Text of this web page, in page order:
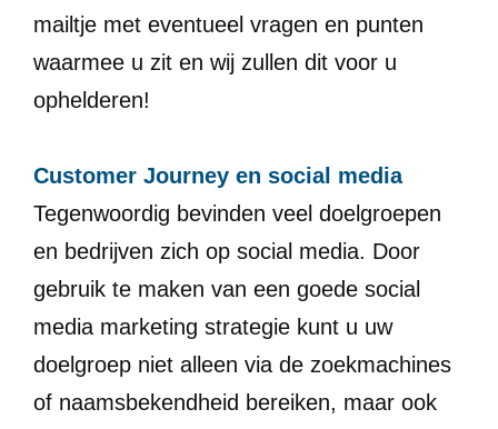
mailtje met eventueel vragen en punten
waarmee u zit en wij zullen dit voor u
ophelderen!
Customer Journey en social media
Tegenwoordig bevinden veel doelgroepen
en bedrijven zich op social media. Door
gebruik te maken van een goede social
media marketing strategie kunt u uw
doelgroep niet alleen via de zoekmachines
of naamsbekendheid bereiken, maar ook